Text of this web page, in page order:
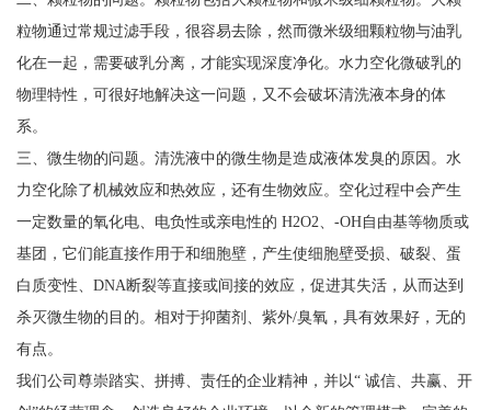
粒物通过常规过滤手段，很容易去除，然而微米级细颗粒物与油乳
化在一起，需要破乳分离，才能实现深度净化。水力空化微破乳的
物理特性，可很好地解决这一问题，又不会破坏清洗液本身的体
系。
三、微生物的问题。清洗液中的微生物是造成液体发臭的原因。水
力空化除了机械效应和热效应，还有生物效应。空化过程中会产生
一定数量的氧化电、电负性或亲电性的 H2O2、-OH自由基等物质或
基团，它们能直接作用于和细胞壁，产生使细胞壁受损、破裂、蛋
白质变性、DNA断裂等直接或间接的效应，促进其失活，从而达到
杀灭微生物的目的。相对于抑菌剂、紫外/臭氧，具有效果好，无的
有点。
我们公司尊崇踏实、拼搏、责任的企业精神，并以“ 诚信、共赢、开